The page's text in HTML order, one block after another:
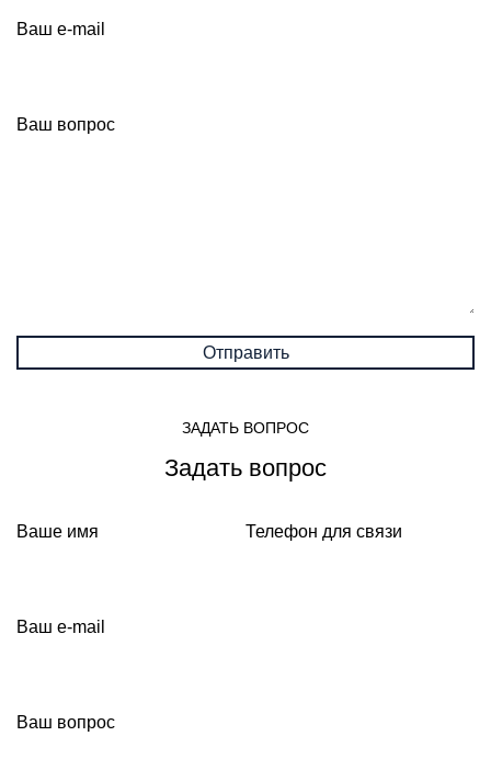
Ваш e-mail
Ваш вопрос
ЗАДАТЬ ВОПРОС
Задать вопрос
Ваше имя Телефон для связи
Ваш e-mail
Ваш вопрос